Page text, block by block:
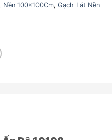
Nền 100x100Cm, Gạch Lát Nền